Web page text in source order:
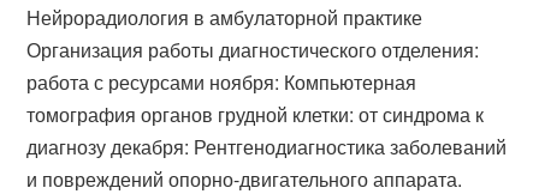
Нейрорадиология в амбулаторной практике
Организация работы диагностического отделения:
работа с ресурсами ноября: Компьютерная
томография органов грудной клетки: от синдрома к
диагнозу декабря: Рентгенодиагностика заболеваний
и повреждений опорно-двигательного аппарата.